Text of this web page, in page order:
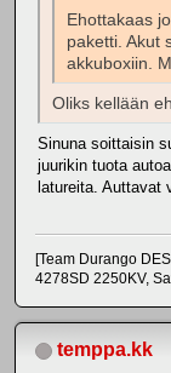
Ehottakaas
paketti. Akut
akkuboxiin.
Oliks kellään
Sinuna soittaisin
juurikin tuota
latureita. Auttavat
[Team Durango
4278SD 2250KV,
temppa.kk